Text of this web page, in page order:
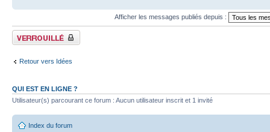
Afficher les messages publiés depuis :
Fil verrouillé
Retour vers Idées
QUI EST EN LIGNE ?
Utilisateur(s) parcourant ce forum : Aucun utilisateur inscrit et 1 invité
Index du forum